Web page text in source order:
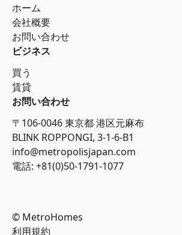
ホーム
会社概要
お問い合わせ
ビジネス
買う
賃貸
お問い合わせ
〒106-0046 東京都 港区元麻布
BLINK ROPPONGI, 3-1-6-B1
info@metropolisjapan.com
電話: +81(0)50-1791-1077
© MetroHomes
利用規約